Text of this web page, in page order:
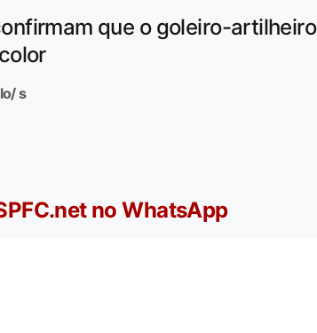
que o goleiro-
s
no WhatsApp